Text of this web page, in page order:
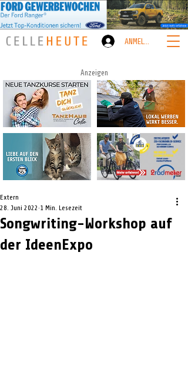
ANMELDEN
Anzeigen
Songwriting-Workshop auf
der IdeenExpo
Extern
28. Juni 2022 1 Min. Lesezeit